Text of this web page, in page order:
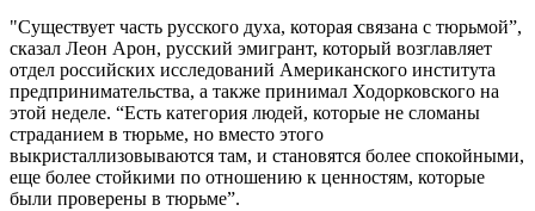
"Существует часть русского духа, которая связана с тюрьмой”,
сказал Леон Арон, русский эмигрант, который возглавляет
отдел российских исследований Американского института
предпринимательства, а также принимал Ходорковского на
этой неделе. “Есть категория людей, которые не сломаны
страданием в тюрьме, но вместо этого
выкристаллизовываются там, и становятся более спокойными,
еще более стойкими по отношению к ценностям, которые
были проверены в тюрьме”.